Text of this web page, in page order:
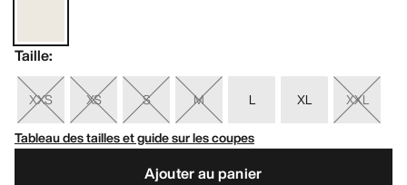
Taille:
XXS XS S M L XL
XXL
Tableau des tailles et guide sur les coupes
Ajouter au panier